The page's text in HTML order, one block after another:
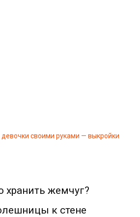
своими руками — выкройки
хранить жемчуг?
к стене